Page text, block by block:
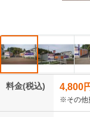
料金(税込) 4,800
※その他